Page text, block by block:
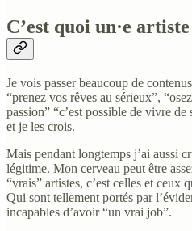
C’est quoi un·e
Je vois passer beaucoup de
“prenez vos rêves au sérieux”,
passion” “c’est possible de vivre
et je les crois.
Mais pendant longtemps j’ai aussi
légitime. Mon cerveau peut être
“vrais” artistes, c’est celles et ceux
Qui sont tellement portés par
incapables d’avoir “un vrai job”.